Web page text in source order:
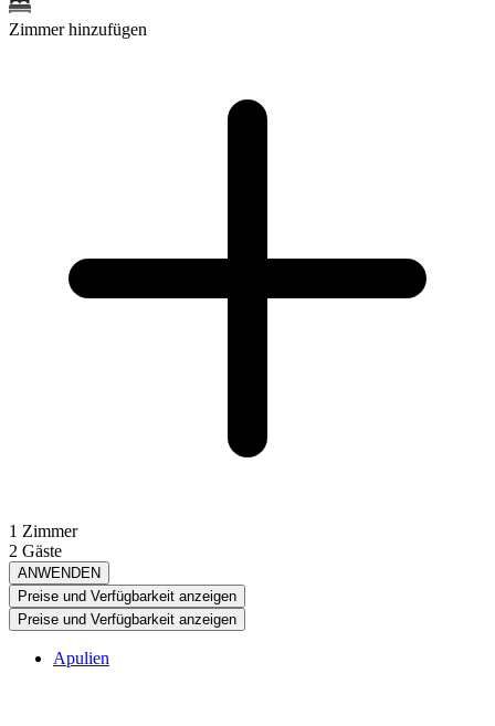
Zimmer hinzufügen
1 Zimmer
2 Gäste
ANWENDEN
Preise und Verfügbarkeit anzeigen
Preise und Verfügbarkeit anzeigen
Apulien